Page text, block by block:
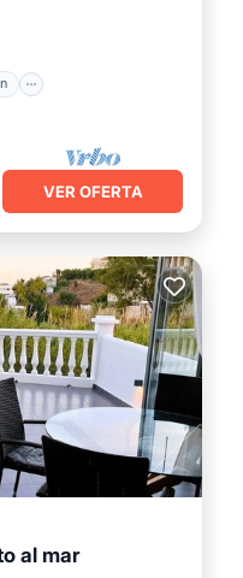
VER OFERTA
al mar